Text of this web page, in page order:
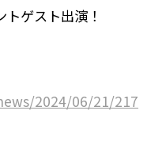
ゲスト出演！
2024/06/21/217